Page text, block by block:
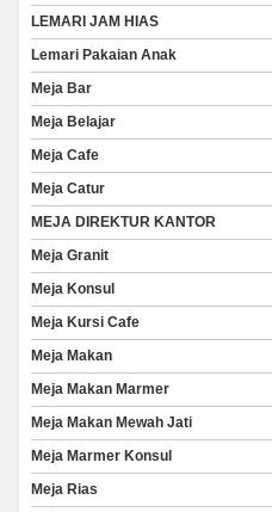
LEMARI JAM HIAS
Lemari Pakaian Anak
Meja Bar
Meja Belajar
Meja Cafe
Meja Catur
MEJA DIREKTUR KANTOR
Meja Granit
Meja Konsul
Meja Kursi Cafe
Meja Makan
Meja Makan Marmer
Meja Makan Mewah Jati
Meja Marmer Konsul
Meja Rias